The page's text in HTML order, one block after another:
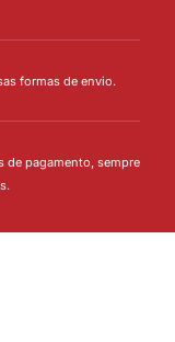
formas de envio.
de pagamento, sempre